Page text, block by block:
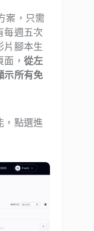
案，只需
每週五次
片腳本生
面，從左
示所有免
，點選進